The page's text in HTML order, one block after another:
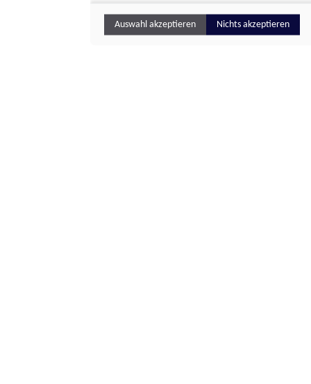
Auswahl akzeptieren Nichts akzeptieren